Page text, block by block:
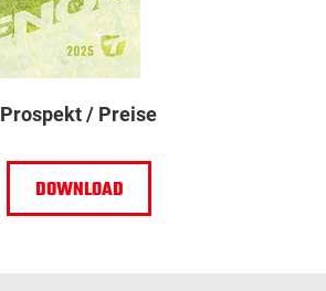
­Prospekt / Preise
DOWNLOAD